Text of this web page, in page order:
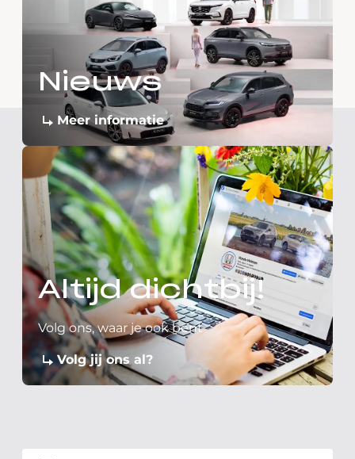
Nieuws
Meer informatie
Altijd dichtbij!
Volg ons, waar je ook bent
Volg jij ons al?